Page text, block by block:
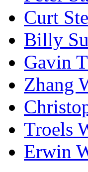
Curt
Billy
Gavin
Zhang
Troels
Erwin